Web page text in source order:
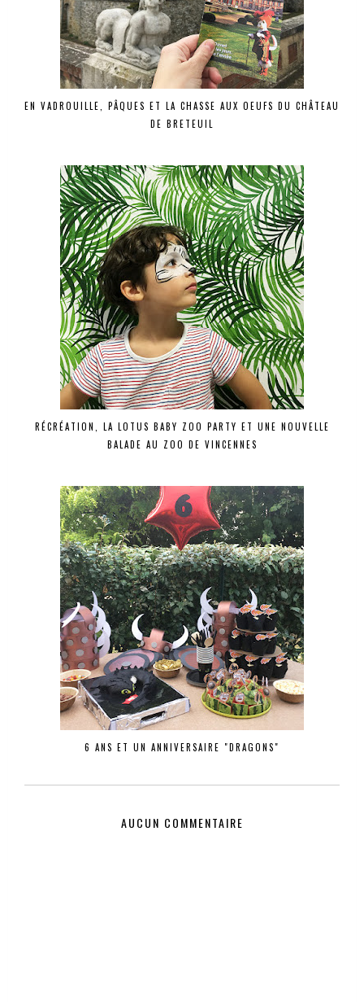
EN VADROUILLE, PÂQUES ET LA CHASSE AUX OEUFS DU CHÂTEAU
DE BRETEUIL
RÉCRÉATION, LA LOTUS BABY ZOO PARTY ET UNE NOUVELLE
BALADE AU ZOO DE VINCENNES
6 ANS ET UN ANNIVERSAIRE "DRAGONS"
AUCUN COMMENTAIRE